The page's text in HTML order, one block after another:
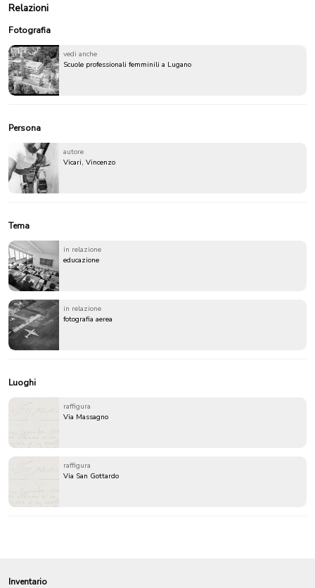
Relazioni
Fotografia
vedi anche
Scuole professionali femminili a Lugano
Persona
autore
Vicari, Vincenzo
Tema
in relazione
educazione
in relazione
fotografia aerea
Luoghi
raffigura
Via Massagno
raffigura
Via San Gottardo
Inventario